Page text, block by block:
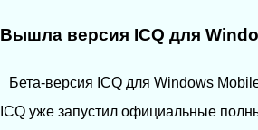
Вышла версия ICQ для
Бета-версия ICQ для Windows
ICQ уже запустил официальные